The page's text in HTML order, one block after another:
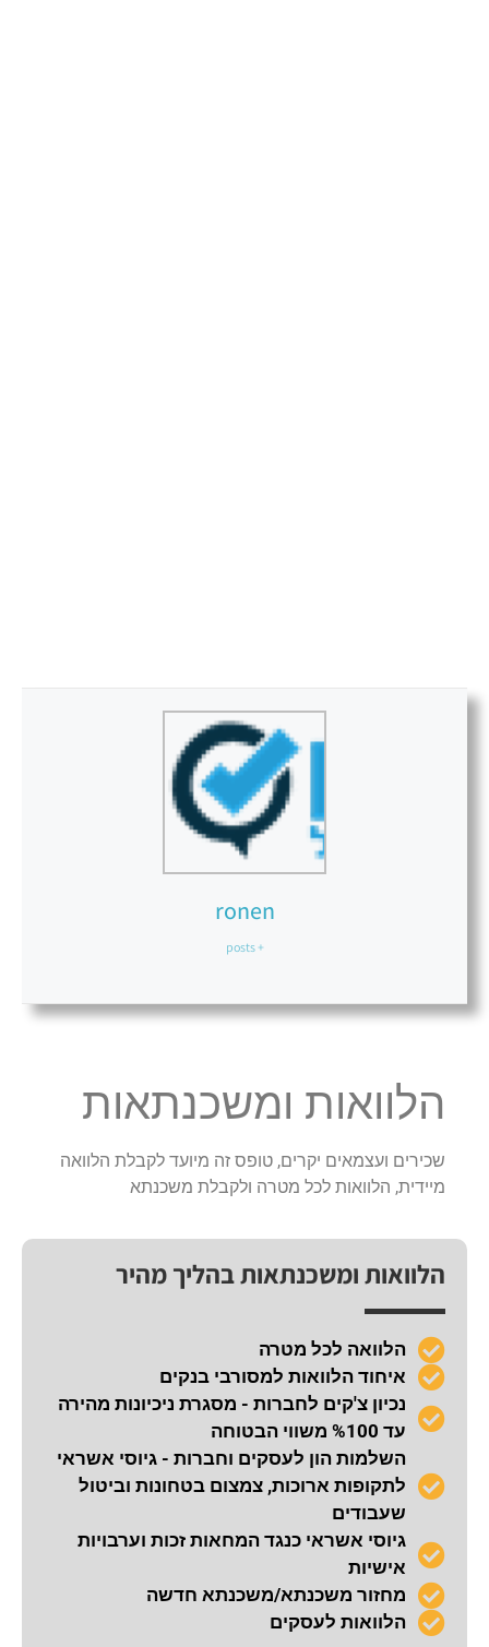
ronen
+ posts
הלוואות ומשכנתאות
שכירים ועצמאים יקרים, טופס זה מיועד לקבלת הלוואה
מיידית, הלוואות לכל מטרה ולקבלת משכנתא
הלוואות ומשכנתאות בהליך מהיר
הלוואה לכל מטרה
איחוד הלוואות למסורבי בנקים
נכיון צ'קים לחברות - מסגרת ניכיונות מהירה
עד %100 משווי הבטוחה
השלמות הון לעסקים וחברות - גיוסי אשראי
לתקופות ארוכות, צמצום בטחונות וביטול
שעבודים
גיוסי אשראי כנגד המחאות זכות וערבויות
אישיות
מחזור משכנתא/משכנתא חדשה
הלוואות לעסקים